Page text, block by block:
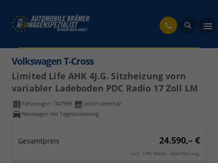
Volkswagen T-Cross
Limited Life AHK 4J.G. Sitzheizung vorn
variabler Ladeboden PDC Radio 17 Zoll LM
Fahrzeugnr.: 347995
sofort lieferbar
Neuwagen mit Tageszulassung
Gesamtpreis 24.590,– €
incl. 19% MwSt., Überführung.